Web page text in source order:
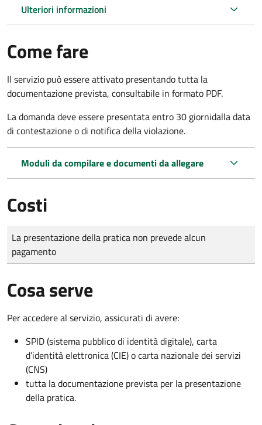
Ulteriori informazioni
Come fare
Il servizio può essere attivato presentando tutta la
documentazione prevista, consultabile in formato PDF.
La domanda deve essere presentata entro 30 giornidalla data
di contestazione o di notifica della violazione.
Moduli da compilare e documenti da allegare
Costi
Tipo di pagamento
Importo
La presentazione della pratica non prevede alcun
pagamento
Cosa serve
Per accedere al servizio, assicurati di avere:
SPID (sistema pubblico di identità digitale), carta
d’identità elettronica (CIE) o carta nazionale dei servizi
(CNS)
tutta la documentazione prevista per la presentazione
della pratica.